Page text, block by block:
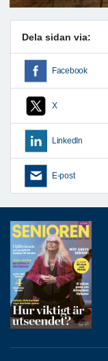
Dela sidan via:
Facebook
X
LinkedIn
E-post